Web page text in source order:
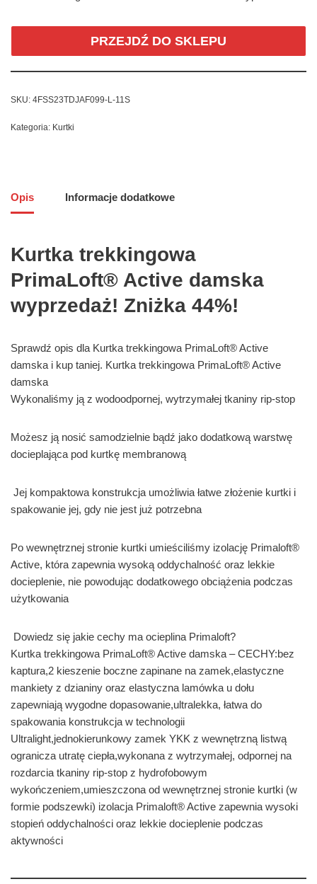
PRZEJDŹ DO SKLEPU
SKU: 4FSS23TDJAF099-L-11S
Kategoria: Kurtki
Opis Informacje dodatkowe
Kurtka trekkingowa
PrimaLoft® Active damska
wyprzedaż! Zniżka 44%!
Sprawdź opis dla Kurtka trekkingowa PrimaLoft® Active
damska i kup taniej. Kurtka trekkingowa PrimaLoft® Active
damska
Wykonaliśmy ją z wodoodpornej, wytrzymałej tkaniny rip-stop
Możesz ją nosić samodzielnie bądź jako dodatkową warstwę
docieplająca pod kurtkę membranową
Jej kompaktowa konstrukcja umożliwia łatwe złożenie kurtki i
spakowanie jej, gdy nie jest już potrzebna
Po wewnętrznej stronie kurtki umieściliśmy izolację Primaloft®
Active, która zapewnia wysoką oddychalność oraz lekkie
docieplenie, nie powodując dodatkowego obciążenia podczas
użytkowania
Dowiedz się jakie cechy ma ocieplina Primaloft?
Kurtka trekkingowa PrimaLoft® Active damska – CECHY:bez
kaptura,2 kieszenie boczne zapinane na zamek,elastyczne
mankiety z dzianiny oraz elastyczna lamówka u dołu
zapewniają wygodne dopasowanie,ultralekka, łatwa do
spakowania konstrukcja w technologii
Ultralight,jednokierunkowy zamek YKK z wewnętrzną listwą
ogranicza utratę ciepła,wykonana z wytrzymałej, odpornej na
rozdarcia tkaniny rip-stop z hydrofobowym
wykończeniem,umieszczona od wewnętrznej stronie kurtki (w
formie podszewki) izolacja Primaloft® Active zapewnia wysoki
stopień oddychalności oraz lekkie docieplenie podczas
aktywności